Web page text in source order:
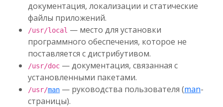
документация, локализации и статические
файлы приложений.
/usr/local — место для установки
программного обеспечения, которое не
поставляется с дистрибутивом.
/usr/doc — документация, связанная с
установленными пакетами.
/usr/man — руководства пользователя (man-
страницы).